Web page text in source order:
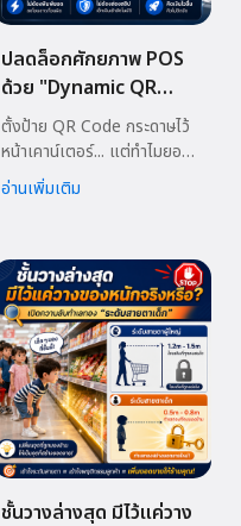
ปลดล็อกศักยภาพ POS
ด้วย "Dynamic QR
Code"
ตั้งป้าย QR Code กระดาษไว้
หน้าเคาน์เตอร์... แต่ทำไมยอด
เงินเข้าบัญชีถึงไม่ครบ?
อ่านเพิ่มเติม
ชั้นวางล่างสุด มีไว้แค่วาง